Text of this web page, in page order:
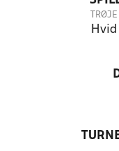
TRØJE
Hvid